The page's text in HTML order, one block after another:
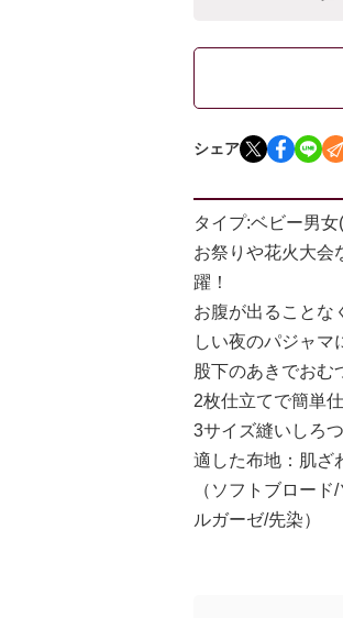
シェア
タイプ:ベビー男
お祭りや花火大会
躍！
お腹が出ることな
しい夜のパジャマ
股下のあきでおむ
2枚仕立てで簡単
3サイズ縫いしろ
適した布地：肌ざ
（ソフトブロー
ルガーゼ/先染）